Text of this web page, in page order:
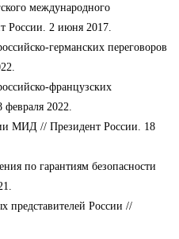
международного
России. 2 июня 2017.
германских переговоров
французских
февраля 2022.
МИД // Президент России. 18
по гарантиям безопасности
представителей России //